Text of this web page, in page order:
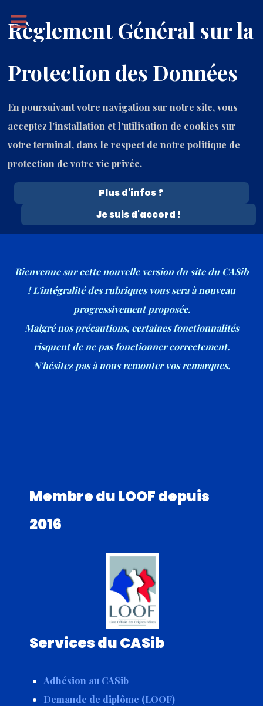
Bienvenue sur cette nouvelle version du site du CASib
! L'intégralité des rubriques vous sera à nouveau
progressivement proposée.
Malgré nos précautions, certaines fonctionnalités
risquent de ne pas fonctionner correctement.
N'hésitez pas à nous remonter vos remarques.
Membre du LOOF depuis
2016
Services du CASib
Adhésion au CASib
Demande de diplôme (LOOF)
Règlement Général sur la
Protection des Données
En poursuivant votre navigation sur notre site, vous
acceptez l'installation et l'utilisation de cookies sur
votre terminal, dans le respect de notre politique de
protection de votre vie privée.
Plus d'infos ?
Je suis d'accord !